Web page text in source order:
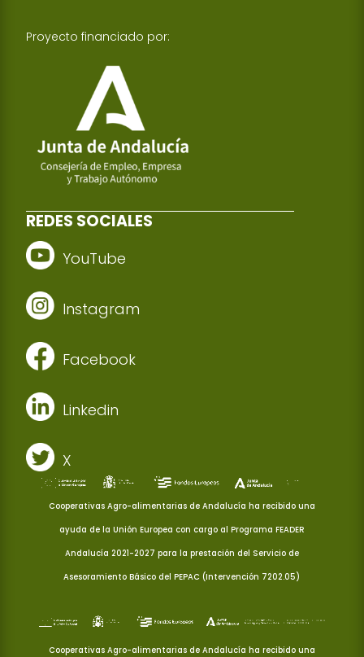
Proyecto financiado por:
REDES SOCIALES
YouTube
Instagram
Facebook
Linkedin
X
Cooperativas Agro-alimentarias de Andalucía ha recibido una
ayuda de la Unión Europea con cargo al Programa FEADER
Andalucía 2021-2027 para la prestación del Servicio de
Asesoramiento Básico del PEPAC (Intervención 7202.05)
Cooperativas Agro-alimentarias de Andalucía ha recibido una